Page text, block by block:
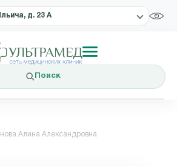
д. 23 А
Поиск
Алина Александровна